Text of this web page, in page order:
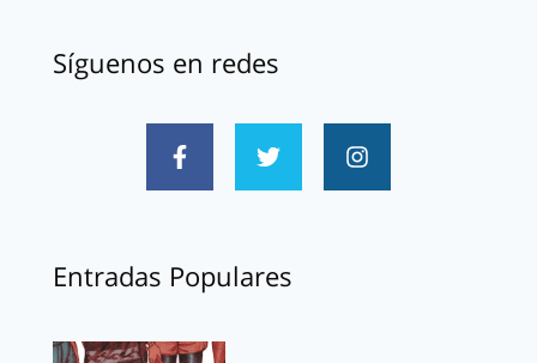
Síguenos en redes
Entradas Populares